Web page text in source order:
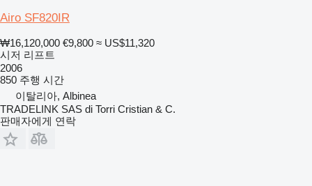
Airo SF820IR
₩16,120,000 €9,800 ≈ US$11,320
시저 리프트
2006
850 주행 시간
이탈리아, Albinea
TRADELINK SAS di Torri Cristian & C.
판매자에게 연락